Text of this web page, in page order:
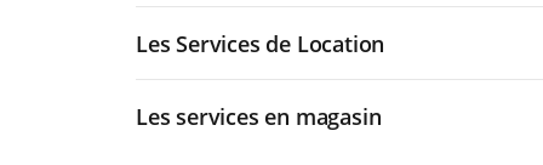
Les Services de Location
Les services en magasin